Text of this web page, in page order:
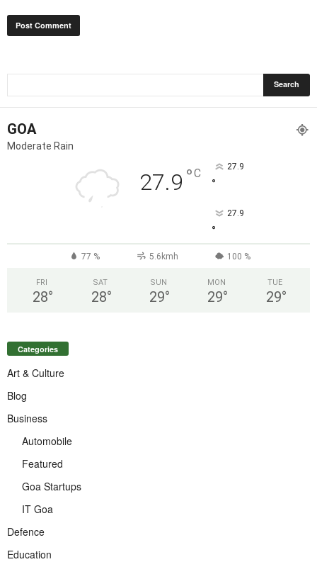
GOA
Moderate Rain
27.9 °C 27.9
°
27.9
°
77 % 5.6kmh 100 %
FRI
28°
SAT
28°
SUN
29°
MON
29°
TUE
29°
Categories
Art & Culture
Blog
Business
Automobile
Featured
Goa Startups
IT Goa
Defence
Education